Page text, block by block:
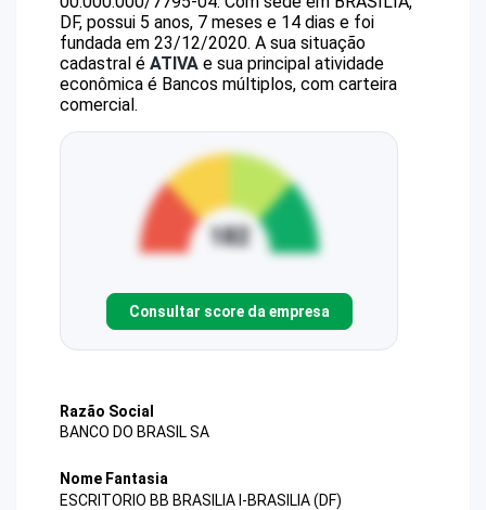
DF, possui 5 anos, 7 meses e 14 dias e foi
fundada em 23/12/2020. A sua situação
cadastral é ATIVA e sua principal atividade
econômica é Bancos múltiplos, com carteira
comercial.
Consultar score da empresa
Razão Social
BANCO DO BRASIL SA
Nome Fantasia
ESCRITORIO BB BRASILIA I-BRASILIA (DF)